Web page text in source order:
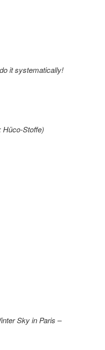
it systematically!
Hüco-Stoffe)
Sky in Paris –